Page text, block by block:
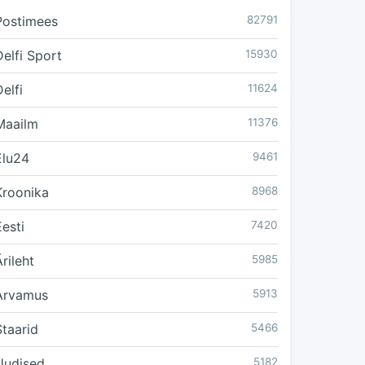
82791
Sport 15930
11624
11376
9461
8968
7420
5985
5913
5466
5182